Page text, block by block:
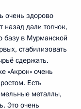
очень здорово
назад дали толчок,
базу в Мурманской
стабилизовать
сдержать.
«Акрон» очень
Есть
металлы,
Это очень